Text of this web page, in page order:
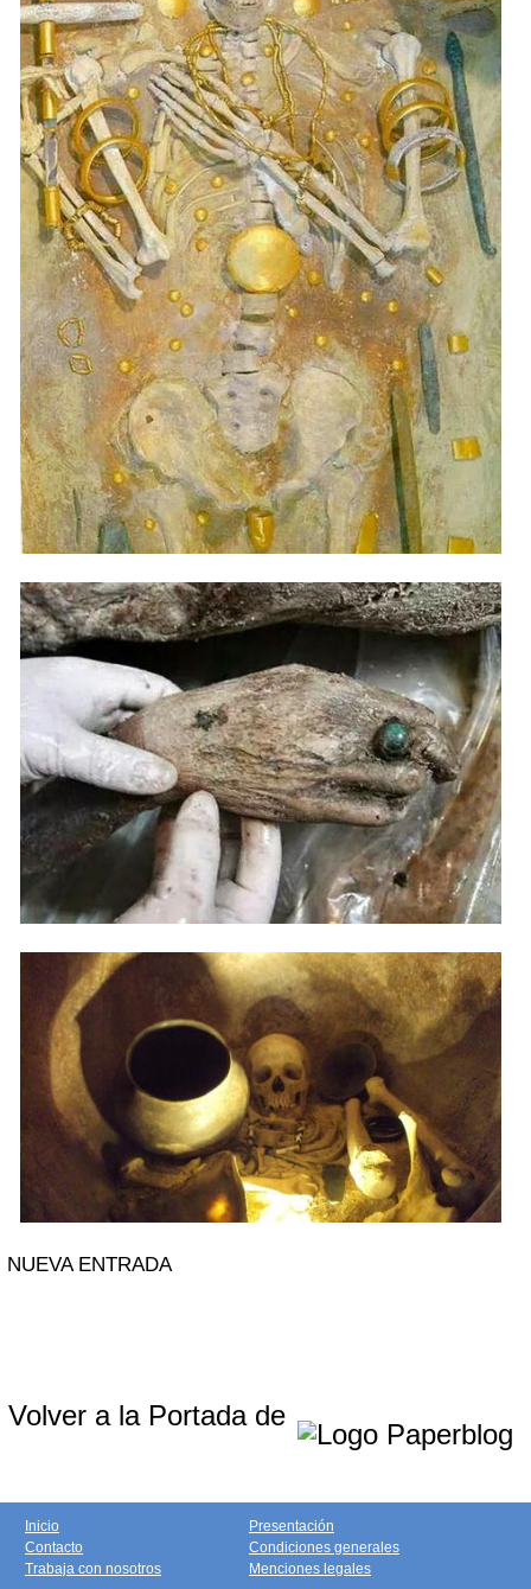
NUEVA ENTRADA
Volver a la Portada de
Inicio
Contacto
Trabaja con nosotros
Presentación
Condiciones generales
Menciones legales